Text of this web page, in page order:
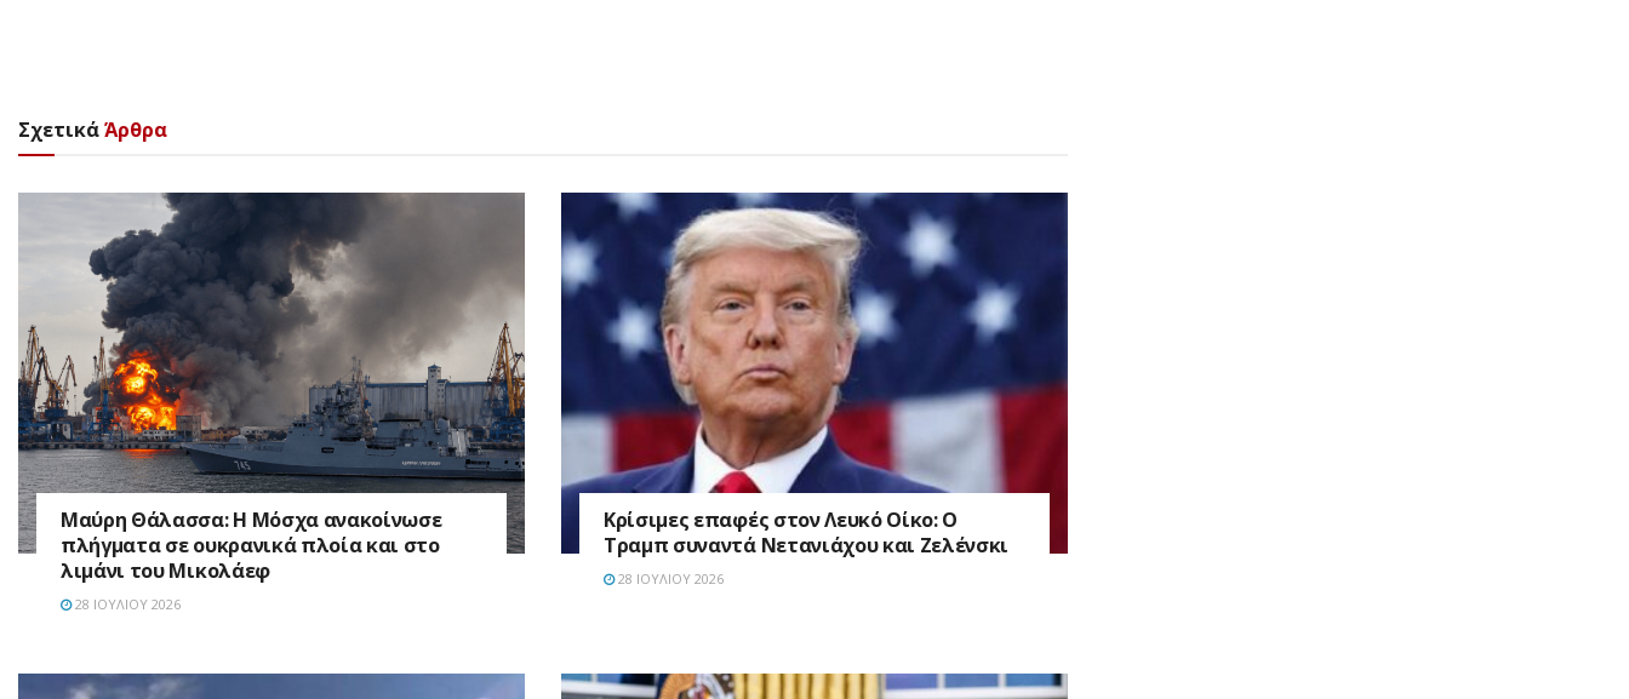
ΣχετικάΆρθρα
Μαύρη Θάλασσα: Η Μόσχα ανακοίνωσε
πλήγματα σε ουκρανικά πλοία και στο
λιμάνι του Μικολάεφ
28 ΙΟΥΛΊΟΥ 2026
Κρίσιμες επαφές στον Λευκό Οίκο: Ο
Τραμπ συναντά Νετανιάχου και Ζελένσκι
28 ΙΟΥΛΊΟΥ 2026